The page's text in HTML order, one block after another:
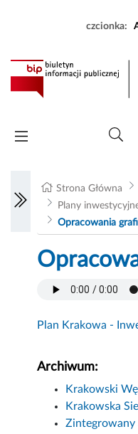
czcionka:
Strona Główna
Plany
Opracowania
Plan Krakowa -
Archiwum:
Krakowski
Krakowska
Zintegrowany